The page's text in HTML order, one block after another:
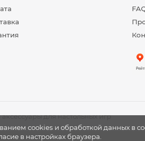
cookies и обработкой данных в
в настройках браузера.
для настольных игр